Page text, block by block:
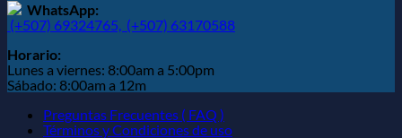
WhatsApp:
(+507) 69324765, (+507) 63170588
Horario:
Lunes a viernes: 8:00am a 5:00pm
Sábado: 8:00am a 12m
Preguntas Frecuentes ( FAQ )
Términos y Condiciones de uso